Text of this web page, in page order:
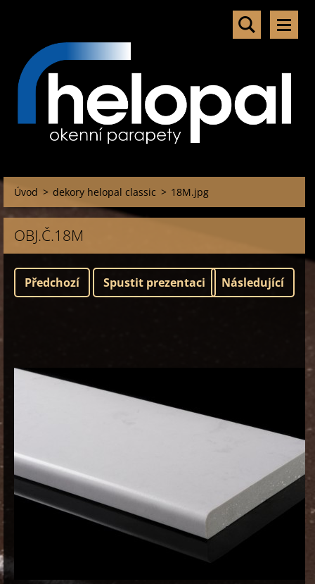
Úvod > dekory helopal classic > 18M.jpg
OBJ.Č.18M
Předchozí Spustit prezentaci Následující